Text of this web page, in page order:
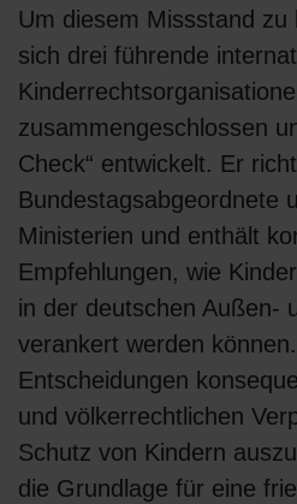
Um diesem Missstand zu
sich drei führende
zusammengeschlossen
Check“ entwickelt. Er
Bundestagsabgeordnete
Ministerien und enthält
Empfehlungen, wie
in der deutschen Außen-
verankert werden
Entscheidungen
und völkerrechtlichen
Schutz von Kindern
die Grundlage für eine